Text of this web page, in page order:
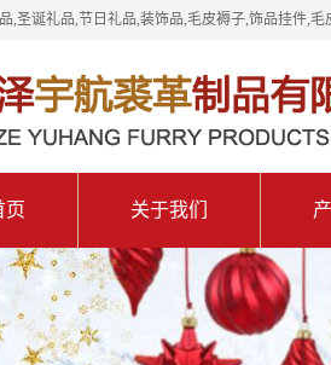
,圣诞礼品,节日礼品,装饰品,毛皮褥子,饰品挂件,
页 关于我们